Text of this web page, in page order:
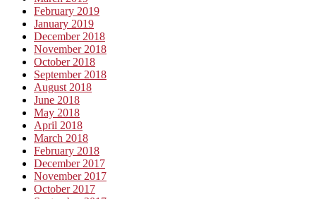
February 2019
January 2019
December 2018
November 2018
October 2018
September 2018
August 2018
June 2018
May 2018
April 2018
March 2018
February 2018
December 2017
November 2017
October 2017